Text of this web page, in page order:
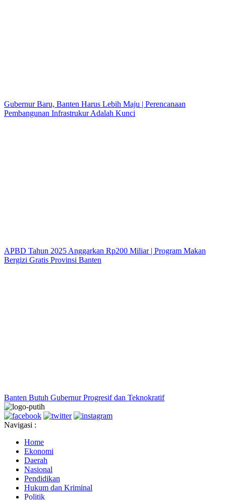
Gubernur Baru, Banten Harus Lebih Maju | Perencanaan
Pembangunan Infrastrukur Adalah Kunci
APBD Tahun 2025 Anggarkan Rp200 Miliar | Program Makan
Bergizi Gratis Provinsi Banten
Banten Butuh Gubernur Progresif dan Teknokratif
Navigasi :
Home
Ekonomi
Daerah
Nasional
Pendidikan
Hukum dan Kriminal
Politik